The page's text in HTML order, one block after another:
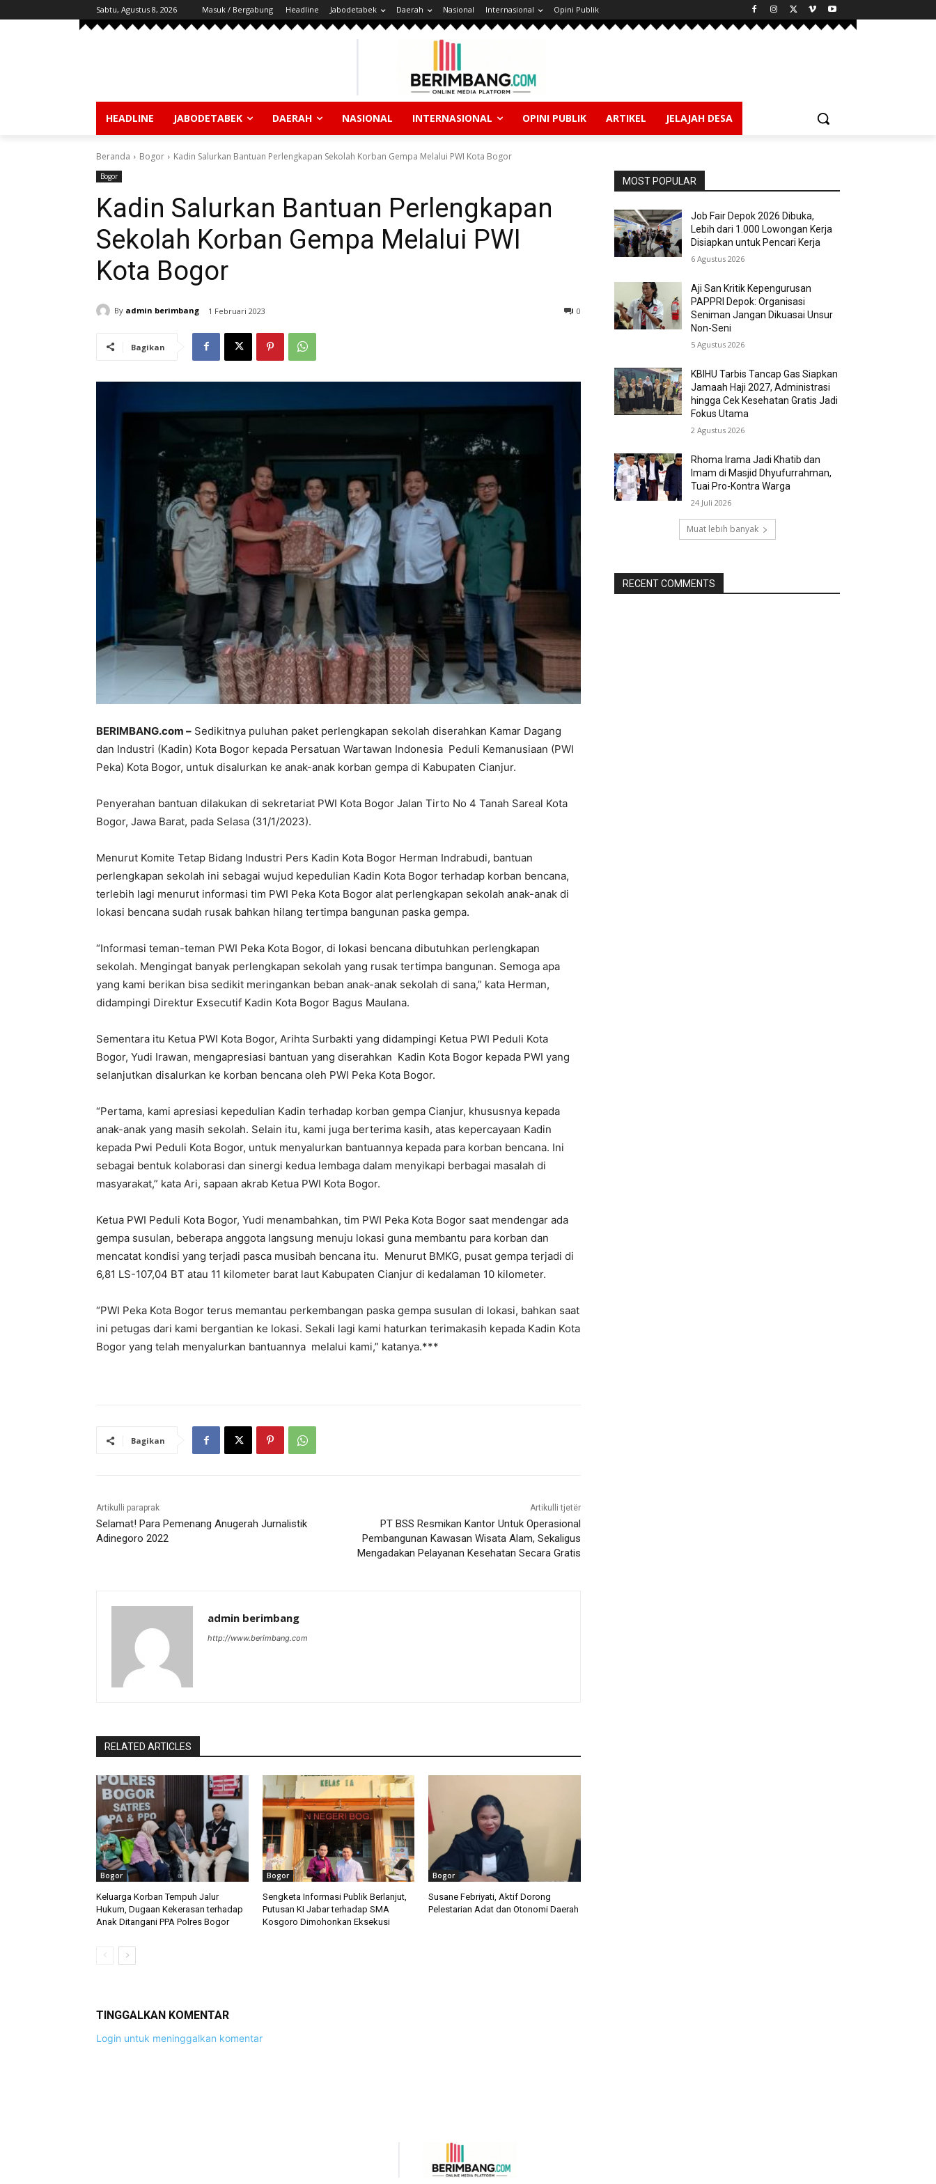
Sabtu, Agustus 8, 2026 Masuk / Bergabung Headline Jabodetabek Daerah Nasional Internasional Opini Publik
HEADLINE JABODETABEK DAERAH NASIONAL INTERNASIONAL OPINI PUBLIK ARTIKEL JELAJAH DESA
Beranda Bogor Kadin Salurkan Bantuan Perlengkapan Sekolah Korban Gempa Melalui PWI Kota Bogor
Bogor
Kadin Salurkan Bantuan Perlengkapan
Sekolah Korban Gempa Melalui PWI
Kota Bogor
By admin berimbang 1 Februari 2023 0
Bagikan
BERIMBANG.com – Sedikitnya puluhan paket perlengkapan sekolah diserahkan Kamar Dagang
dan Industri (Kadin) Kota Bogor kepada Persatuan Wartawan Indonesia Peduli Kemanusiaan (PWI
Peka) Kota Bogor, untuk disalurkan ke anak-anak korban gempa di Kabupaten Cianjur.
Penyerahan bantuan dilakukan di sekretariat PWI Kota Bogor Jalan Tirto No 4 Tanah Sareal Kota
Bogor, Jawa Barat, pada Selasa (31/1/2023).
Menurut Komite Tetap Bidang Industri Pers Kadin Kota Bogor Herman Indrabudi, bantuan
perlengkapan sekolah ini sebagai wujud kepedulian Kadin Kota Bogor terhadap korban bencana,
terlebih lagi menurut informasi tim PWI Peka Kota Bogor alat perlengkapan sekolah anak-anak di
lokasi bencana sudah rusak bahkan hilang tertimpa bangunan paska gempa.
“Informasi teman-teman PWI Peka Kota Bogor, di lokasi bencana dibutuhkan perlengkapan
sekolah. Mengingat banyak perlengkapan sekolah yang rusak tertimpa bangunan. Semoga apa
yang kami berikan bisa sedikit meringankan beban anak-anak sekolah di sana,” kata Herman,
didampingi Direktur Exsecutif Kadin Kota Bogor Bagus Maulana.
Sementara itu Ketua PWI Kota Bogor, Arihta Surbakti yang didampingi Ketua PWI Peduli Kota
Bogor, Yudi Irawan, mengapresiasi bantuan yang diserahkan Kadin Kota Bogor kepada PWI yang
selanjutkan disalurkan ke korban bencana oleh PWI Peka Kota Bogor.
“Pertama, kami apresiasi kepedulian Kadin terhadap korban gempa Cianjur, khususnya kepada
anak-anak yang masih sekolah. Selain itu, kami juga berterima kasih, atas kepercayaan Kadin
kepada Pwi Peduli Kota Bogor, untuk menyalurkan bantuannya kepada para korban bencana. Ini
sebagai bentuk kolaborasi dan sinergi kedua lembaga dalam menyikapi berbagai masalah di
masyarakat,” kata Ari, sapaan akrab Ketua PWI Kota Bogor.
Ketua PWI Peduli Kota Bogor, Yudi menambahkan, tim PWI Peka Kota Bogor saat mendengar ada
gempa susulan, beberapa anggota langsung menuju lokasi guna membantu para korban dan
mencatat kondisi yang terjadi pasca musibah bencana itu. Menurut BMKG, pusat gempa terjadi di
6,81 LS-107,04 BT atau 11 kilometer barat laut Kabupaten Cianjur di kedalaman 10 kilometer.
“PWI Peka Kota Bogor terus memantau perkembangan paska gempa susulan di lokasi, bahkan saat
ini petugas dari kami bergantian ke lokasi. Sekali lagi kami haturkan terimakasih kepada Kadin Kota
Bogor yang telah menyalurkan bantuannya melalui kami,” katanya.***
Bagikan
Artikulli paraprak
Selamat! Para Pemenang Anugerah Jurnalistik
Adinegoro 2022
Artikulli tjetër
PT BSS Resmikan Kantor Untuk Operasional
Pembangunan Kawasan Wisata Alam, Sekaligus
Mengadakan Pelayanan Kesehatan Secara Gratis
admin berimbang
http://www.berimbang.com
RELATED ARTICLES
Bogor
Keluarga Korban Tempuh Jalur
Hukum, Dugaan Kekerasan terhadap
Anak Ditangani PPA Polres Bogor
Bogor
Sengketa Informasi Publik Berlanjut,
Putusan KI Jabar terhadap SMA
Kosgoro Dimohonkan Eksekusi
Bogor
Susane Febriyati, Aktif Dorong
Pelestarian Adat dan Otonomi Daerah
TINGGALKAN KOMENTAR
Login untuk meninggalkan komentar
MOST POPULAR
Job Fair Depok 2026 Dibuka,
Lebih dari 1.000 Lowongan Kerja
Disiapkan untuk Pencari Kerja
6 Agustus 2026
Aji San Kritik Kepengurusan
PAPPRI Depok: Organisasi
Seniman Jangan Dikuasai Unsur
Non-Seni
5 Agustus 2026
KBIHU Tarbis Tancap Gas Siapkan
Jamaah Haji 2027, Administrasi
hingga Cek Kesehatan Gratis Jadi
Fokus Utama
2 Agustus 2026
Rhoma Irama Jadi Khatib dan
Imam di Masjid Dhyufurrahman,
Tuai Pro-Kontra Warga
24 Juli 2026
Muat lebih banyak
RECENT COMMENTS